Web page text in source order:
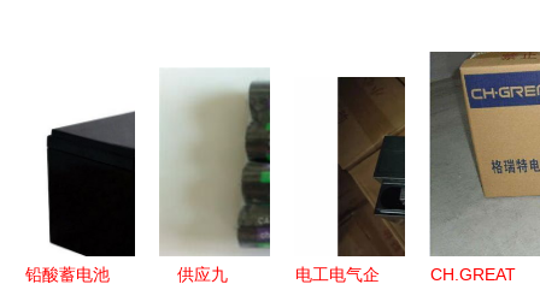
铅酸蓄电池
供应九
电工电气企
CH.GREAT